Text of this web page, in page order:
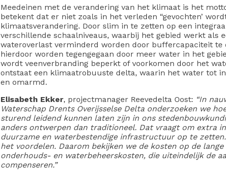
Meedeinen met de verandering van het klimaat is het
betekent dat er niet zoals in het verleden “gevochten’
klimaatsverandering. Door slim in te zetten op een
verschillende schaalniveaus, waarbij het gebied werkt als
wateroverlast verminderd worden door buffercapaciteit te
hierdoor worden tegengegaan door meer water in het
wordt veenverbranding beperkt of voorkomen door het
ontstaat een klimaatrobuuste delta, waarin het water tot
en omarmd.
Elisabeth Ekker, projectmanager Reevedelta Oost: “In
Waterschap Drents Overijsselse Delta onderzoeken we
sturend leidend kunnen laten zijn in ons
anders ontwerpen dan traditioneel. Dat vraagt om extra
duurzame en waterbestendige infrastructuur op te
het voordelen. Daarom bekijken we de kosten op de
onderhouds- en waterbeheerskosten, die uiteindelijk de
compenseren.”